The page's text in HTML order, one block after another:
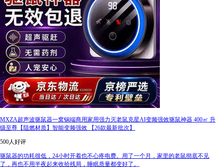
MXZA超声波驱鼠器一窝锅端商用家用强力灭老鼠克星AI变频强效驱鼠神器 400㎡ 升
级至尊【阻燃材质】智能变频强效 【26款最新批次】
500人好评
驱鼠器的功耗很低，24小时开着也不心疼电费。用了一个月，家里的老鼠彻底不见
了，再也不用半夜起来收拾残局，睡眠质量都变好了。